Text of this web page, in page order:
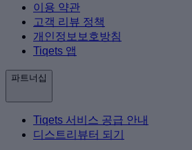
이용 약관
고객 리뷰 정책
개인정보보호방침
Tiqets 앱
파트너십
Tiqets 서비스 공급 안내
디스트리뷰터 되기